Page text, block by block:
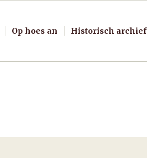
Op hoes an Historisch archief